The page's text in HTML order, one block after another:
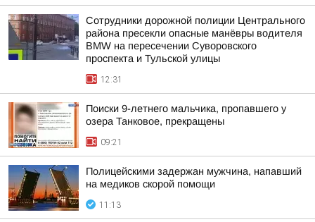
Сотрудники дорожной полиции Центрального
района пресекли опасные манёвры водителя
BMW на пересечении Суворовского
проспекта и Тульской улицы
12:31
Поиски 9-летнего мальчика, пропавшего у
озера Танковое, прекращены
09:21
Полицейскими задержан мужчина, напавший
на медиков скорой помощи
11:13